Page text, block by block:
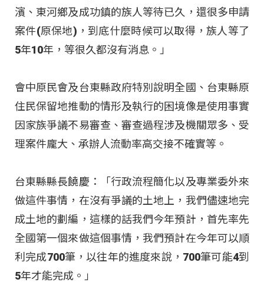
濱、東河鄉及成功鎮的族人等待已久，還很多申請
案件(原保地)，到底什麼時候可以取得，族人等了
5年10年，等很久都沒有消息。」
會中原民會及台東縣政府特別說明全國、台東縣原
住民保留地推動的情形及執行的困境像是使用事實
因家族爭議不易審查、審查過程涉及機關眾多、受
理案件龐大、承辦人流動率高交接不確實等。
台東縣縣長饒慶：「行政流程簡化以及專業委外來
做這件事情，在沒有爭議的土地上，我們儘速地完
成土地的劃編，這樣的話我們今年預計，首先率先
全國第一個來做這個事情，我們預計在今年可以順
利完成700筆，以往年的進度來說，700筆可能4到
5年才能完成。」